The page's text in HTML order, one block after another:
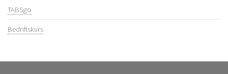
TABSgo
Bedriftskurs